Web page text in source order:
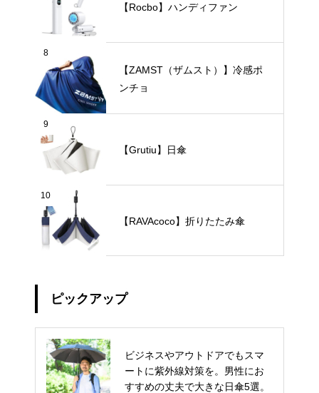
【Rocbo】ハンディファン
8
【ZAMST（ザムスト）】冷感ポ
ンチョ
9
【Grutiu】日傘
10
【RAVAcoco】折りたたみ傘
ピックアップ
ビジネスやアウトドアでもスマ
ートに紫外線対策を。男性にお
すすめの丈夫で大きな日傘5選。